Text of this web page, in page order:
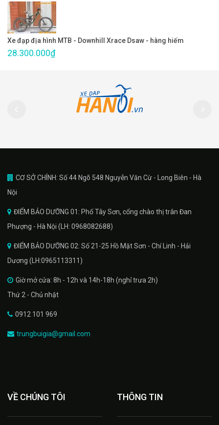
Xe đạp địa hình MTB - Downhill Xrace Dsaw - hàng hiếm
28.300.000₫
CƠ SỞ CHÍNH: Số 44 Ngõ 548 Nguyễn Văn Cừ - Long Biên - Hà
Nội
ĐIỂM BẢO DƯỠNG 01: Phố Tây Sơn, cổng chào thị trân Đan
Phượng - Hà Nội (LH: 0968082688)
ĐIỂM BẢO DƯỠNG 02: Số 21-25 Hồ Mặt Sơn - Chí Linh - Hải
Dương (LH:0965113311)
Giờ mở cửa: 8h - 12h và 14h-18h (nghỉ trưa 2h)
Thứ 2 - Chủ nhật
0912 101 969
trungbuigia@gmail.com
VỀ CHÚNG TÔI THÔNG TIN